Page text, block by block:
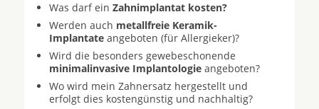
Was darf ein Zahnimplantat kosten?
Werden auch metallfreie Keramik-
Implantate angeboten (für Allergieker)?
Wird die besonders gewebeschonende
minimalinvasive Implantologie angeboten?
Wo wird mein Zahnersatz hergestellt und
erfolgt dies kostengünstig und nachhaltig?